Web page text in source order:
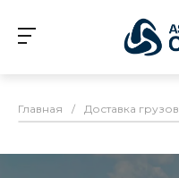
Главная / Доставка